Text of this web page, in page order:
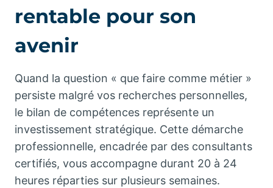
rentable pour son
avenir
Quand la question « que faire comme métier »
persiste malgré vos recherches personnelles,
le bilan de compétences représente un
investissement stratégique. Cette démarche
professionnelle, encadrée par des consultants
certifiés, vous accompagne durant 20 à 24
heures réparties sur plusieurs semaines.